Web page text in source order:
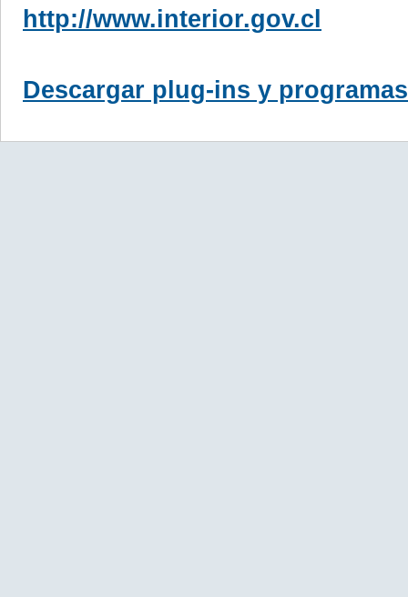
http://www.interior.gov.cl
Descargar plug-ins y